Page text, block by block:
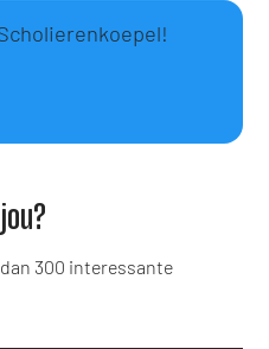
300 interessante